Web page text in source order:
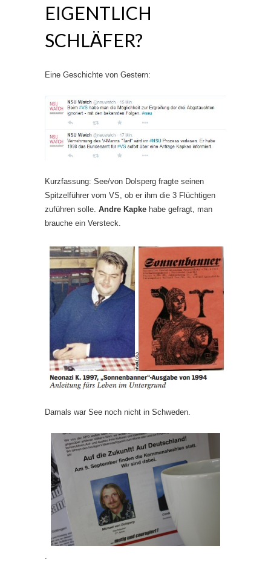
EIGENTLICH
SCHLÄFER?
Eine Geschichte von Gestern:
Kurzfassung: See/von Dolsperg fragte seinen
Spitzelführer vom VS, ob er ihm die 3 Flüchtigen
zuführen solle. Andre Kapke habe gefragt, man
brauche ein Versteck.
Damals war See noch nicht in Schweden.